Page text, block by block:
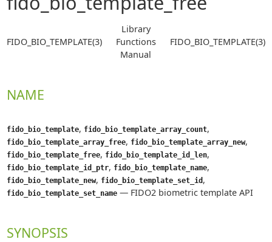
FIDO_BIO_TEMPLATE(3)
Library
Functions
Manual
FIDO_BIO_TEMPLATE(3)
NAME
fido_bio_template, fido_bio_template_array_count,
fido_bio_template_array_free, fido_bio_template_array_new,
fido_bio_template_free, fido_bio_template_id_len,
fido_bio_template_id_ptr, fido_bio_template_name,
fido_bio_template_new, fido_bio_template_set_id,
fido_bio_template_set_name— FIDO2 biometric template API
SYNOPSIS